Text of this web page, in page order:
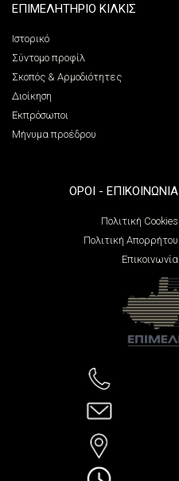
ΕΠΙΜΕΛΗΤΗΡΙΟ ΚΙΛΚΙΣ
Ιστορικό
Σύντομο προφίλ
Σκοπός & Αρμοδιότητες
Διοίκηση
Εκπρόσωποι
Μήνυμα προέδρου
ΌΡΟΙ - ΕΠΙΚΟΙΝΩΝΊΑ
Πολιτική Cookies
Πολιτική Απορρήτου
Επικοινωνία